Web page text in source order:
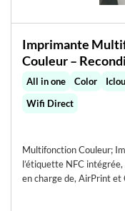
Imprimante
Couleur –
All in one Color
Wifi Direct
Multifonction Couleur;
l’étiquette NFC
en charge de, AirPrint et